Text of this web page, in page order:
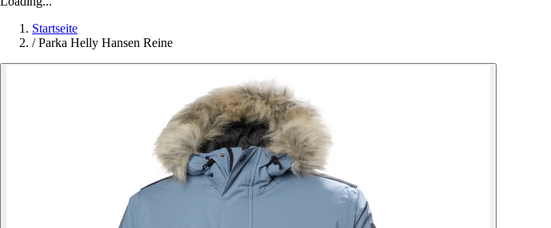
Startseite
/ Parka Helly Hansen Reine